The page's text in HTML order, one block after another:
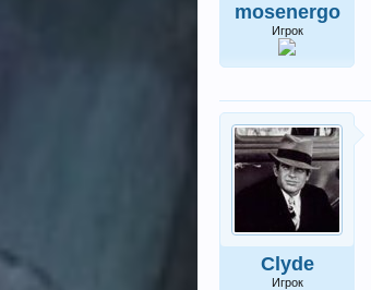
mosenergo
Игрок
Clyde
Игрок